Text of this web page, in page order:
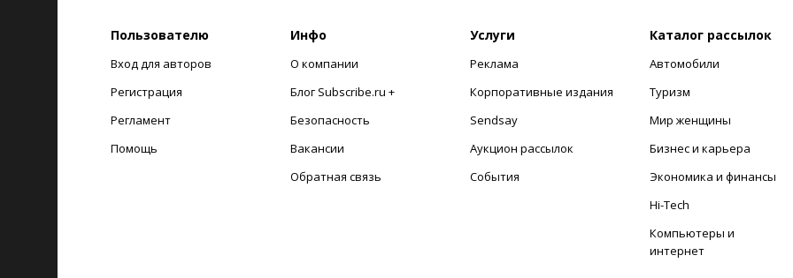
Пользователю
Вход для авторов
Регистрация
Регламент
Помощь
Инфо
О компании
Блог Subscribe.ru +
Безопасность
Вакансии
Обратная связь
Услуги
Реклама
Корпоративные издания
Sendsay
Аукцион рассылок
События
Каталог рассылок
Автомобили
Туризм
Мир женщины
Бизнес и карьера
Экономика и финансы
Hi-Tech
Компьютеры и
интернет